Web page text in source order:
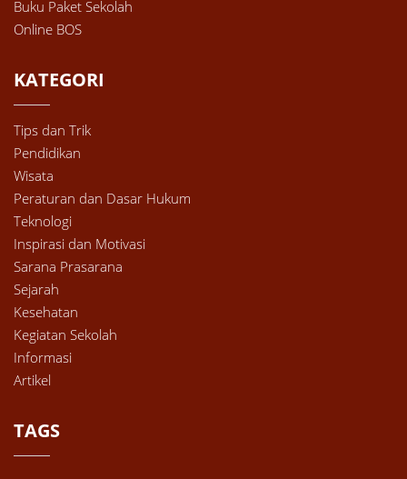
Buku Paket Sekolah
Online BOS
KATEGORI
Tips dan Trik
Pendidikan
Wisata
Peraturan dan Dasar Hukum
Teknologi
Inspirasi dan Motivasi
Sarana Prasarana
Sejarah
Kesehatan
Kegiatan Sekolah
Informasi
Artikel
TAGS